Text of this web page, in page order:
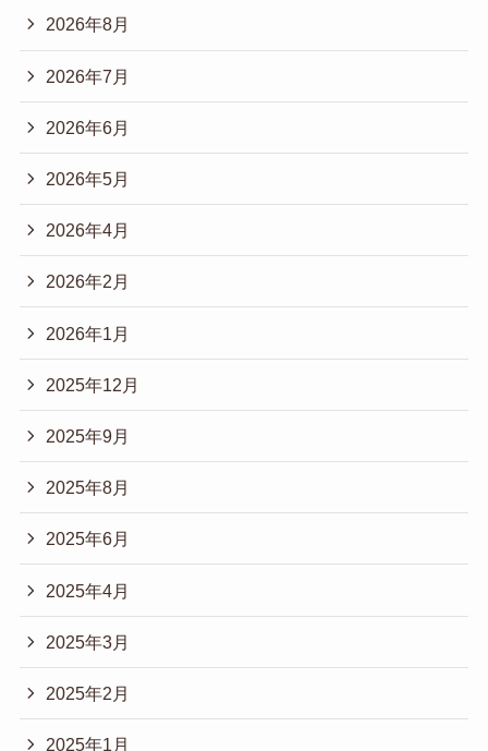
2026年8月
2026年7月
2026年6月
2026年5月
2026年4月
2026年2月
2026年1月
2025年12月
2025年9月
2025年8月
2025年6月
2025年4月
2025年3月
2025年2月
2025年1月